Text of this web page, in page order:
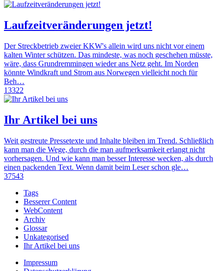
Laufzeitveränderungen jetzt!
Der Streckbetrieb zweier KKW's allein wird uns nicht vor einem
kalten Winter schützen. Das mindeste, was noch geschehen müsste,
wäre, dass Grundremmingen wieder ans Netz geht. Im Norden
könnte Windkraft und Strom aus Norwegen vielleicht noch für
Beh…
13322
Ihr Artikel bei uns
Weit gestreute Pressetexte und Inhalte bleiben im Trend. Schließlich
kann man die Wege, durch die man aufmerksamkeit erlangt nicht
vorhersagen. Und wie kann man besser Interesse wecken, als durch
einen packenden Text. Wenn damit beim Leser schon gle…
37543
Tags
Besserer Content
WebContent
Archiv
Glossar
Unkategorised
Ihr Artikel bei uns
Impressum